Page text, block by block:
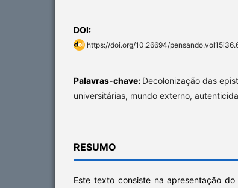
DOI:
https://doi.org/10.26694/
Palavras-chave: Decolonização das
universitárias, mundo externo,
RESUMO
Este texto consiste na apresentação